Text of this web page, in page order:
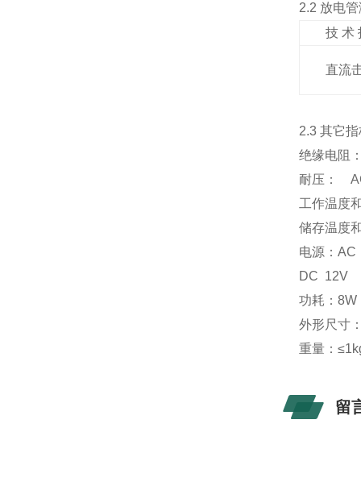
2.2 放电
技 术
直流
2.3 其它
绝缘电阻
耐压：
工作温度
储存温度
电源：
DC 12V
功耗：8W
外形尺寸
重量：
留